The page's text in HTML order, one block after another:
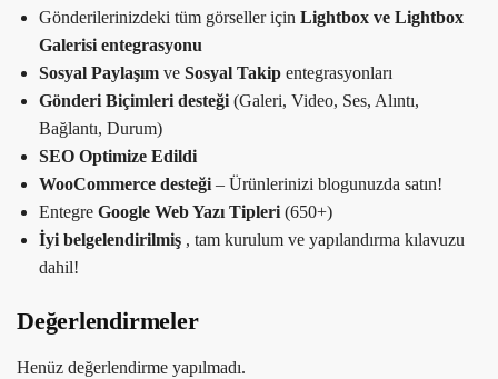
Gönderilerinizdeki tüm görseller için Lightbox ve Lightbox
Galerisi entegrasyonu
Sosyal Paylaşım ve Sosyal Takip entegrasyonları
Gönderi Biçimleri desteği (Galeri, Video, Ses, Alıntı,
Bağlantı, Durum)
SEO Optimize Edildi
WooCommerce desteği – Ürünlerinizi blogunuzda satın!
Entegre Google Web Yazı Tipleri (650+)
İyi belgelendirilmiş , tam kurulum ve yapılandırma kılavuzu
dahil!
Değerlendirmeler
Henüz değerlendirme yapılmadı.